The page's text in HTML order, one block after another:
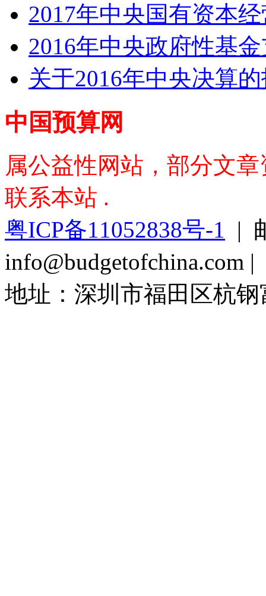
2017年中央国有资本
2016年中央政府性基
关于2016年中央决算
中国预算网
属公益性网站，部分文
联系本站 .
粤ICP备11052838号-1 |
info@budgetofchina.com
地址：深圳市福田区杭钢